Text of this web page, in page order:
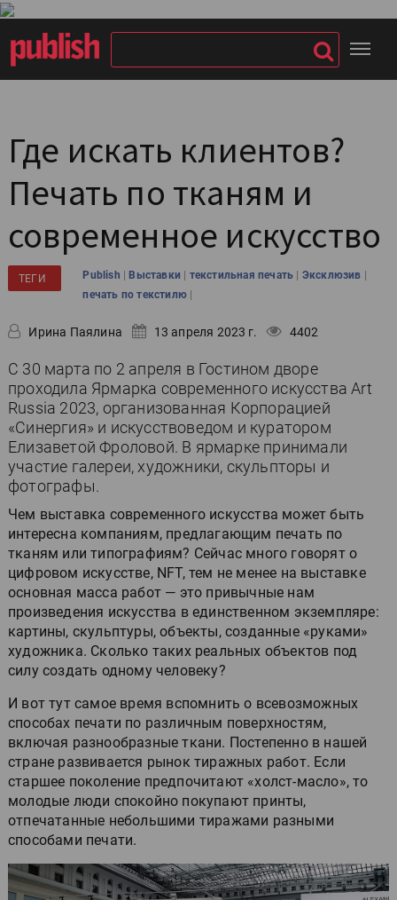
Где искать клиентов?
Печать по тканям и
современное искусство
ТЕГИ Publish |Выставки | текстильная печать | Эксклюзив |
печать по текстилю |
Ирина Паялина 13 апреля 2023 г. 4402
С 30 марта по 2 апреля в Гостином дворе
проходила Ярмарка современного искусства Art
Russia 2023, организованная Корпорацией
«Синергия» и искусствоведом и куратором
Елизаветой Фроловой. В ярмарке принимали
участие галереи, художники, скульпторы и
фотографы.
Чем выставка современного искусства может быть
интересна компаниям, предлагающим печать по
тканям или типографиям? Сейчас много говорят о
цифровом искусстве, NFT, тем не менее на выставке
основная масса работ — это привычные нам
произведения искусства в единственном экземпляре:
картины, скульптуры, объекты, созданные «руками»
художника. Сколько таких реальных объектов под
силу создать одному человеку?
И вот тут самое время вспомнить о всевозможных
способах печати по различным поверхностям,
включая разнообразные ткани. Постепенно в нашей
стране развивается рынок тиражных работ. Если
старшее поколение предпочитают «холст-масло», то
молодые люди спокойно покупают принты,
отпечатанные небольшими тиражами разными
способами печати.